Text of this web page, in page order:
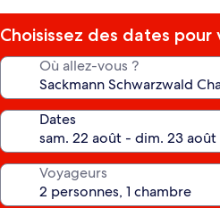
Choisissez des dates pour
Où allez-vous ?
Dates
Voyageurs